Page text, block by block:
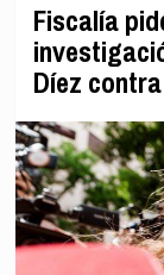
Fiscalía
Díez